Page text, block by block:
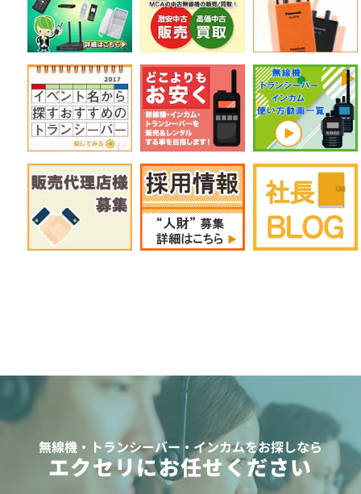
無線機・トランシーバー・インカムをお探しなら
エクセリにお任せください